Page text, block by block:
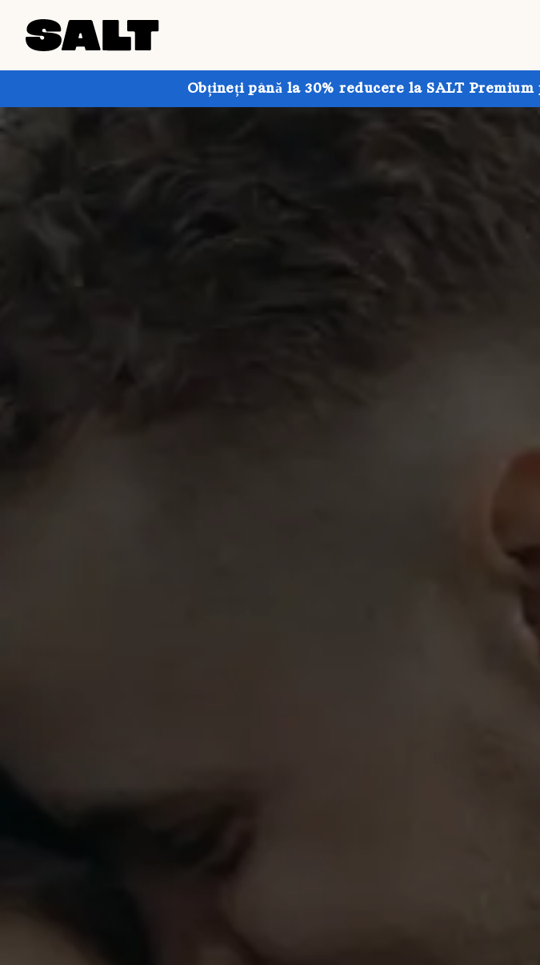
Obțineți până la 30% reducere la SALT